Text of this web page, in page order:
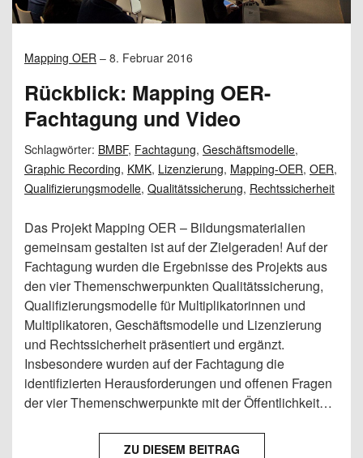
Mapping OER – 8. Februar 2016
Rückblick: Mapping OER-
Fachtagung und Video
Schlagwörter: BMBF, Fachtagung, Geschäftsmodelle,
Graphic Recording, KMK, Lizenzierung, Mapping-OER, OER,
Qualifizierungsmodelle, Qualitätssicherung, Rechtssicherheit
Das Projekt Mapping OER – Bildungsmaterialien
gemeinsam gestalten ist auf der Zielgeraden! Auf der
Fachtagung wurden die Ergebnisse des Projekts aus
den vier Themenschwerpunkten Qualitätssicherung,
Qualifizierungsmodelle für Multiplikatorinnen und
Multiplikatoren, Geschäftsmodelle und Lizenzierung
und Rechtssicherheit präsentiert und ergänzt.
Insbesondere wurden auf der Fachtagung die
identifizierten Herausforderungen und offenen Fragen
der vier Themenschwerpunkte mit der Öffentlichkeit…
ZU DIESEM BEITRAG